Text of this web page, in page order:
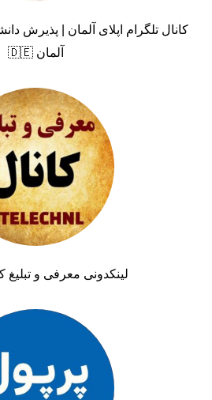
کانال تلگرام اپلای آلمان | پذیرش
آلمان 🇩🇪
لینکدونی معرفی و تبلیغ